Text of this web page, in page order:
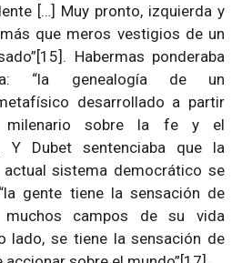
[…] Muy pronto, izquierda y
que meros vestigios de un
Habermas ponderaba
“la genealogía de un
desarrollado a partir
milenario sobre la fe y el
Y Dubet sentenciaba que la
sistema democrático se
gente tiene la sensación de
campos de su vida
lado, se tiene la sensación de